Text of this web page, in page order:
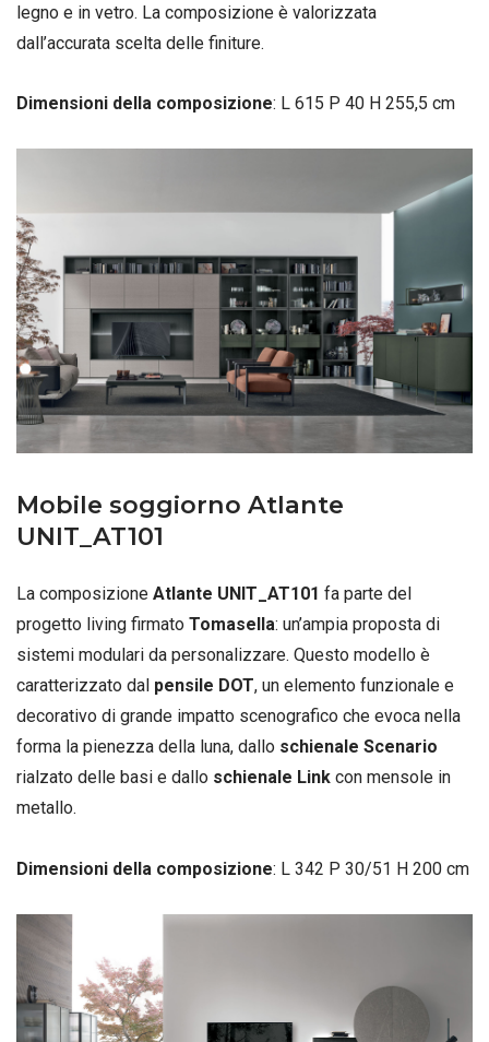
legno e in vetro. La composizione è valorizzata
dall’accurata scelta delle finiture.
Dimensioni della composizione: L 615 P 40 H 255,5 cm
Mobile soggiorno Atlante
UNIT_AT101
La composizione Atlante UNIT_AT101 fa parte del
progetto living firmato Tomasella: un’ampia proposta di
sistemi modulari da personalizzare. Questo modello è
caratterizzato dal pensile DOT, un elemento funzionale e
decorativo di grande impatto scenografico che evoca nella
forma la pienezza della luna, dallo schienale Scenario
rialzato delle basi e dallo schienale Link con mensole in
metallo.
Dimensioni della composizione: L 342 P 30/51 H 200 cm